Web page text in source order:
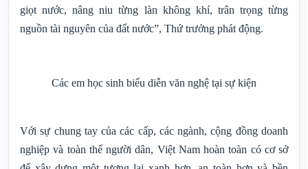
Khẳng định Việt Nam đang bước vào giai đoạn phát triển
mới với khát vọng trở thành quốc gia phát triển xanh, bền
phó với biến đổi khí hậu sẽ tiếp tục là những nhiệm vụ trọng
“Chúng ta không thể chờ đợi tương lai thay đổi, mà phải